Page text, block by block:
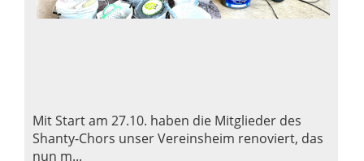
Mit Start am 27.10. haben die Mitglieder des
Shanty-Chors unser Vereinsheim renoviert, das
nun m...